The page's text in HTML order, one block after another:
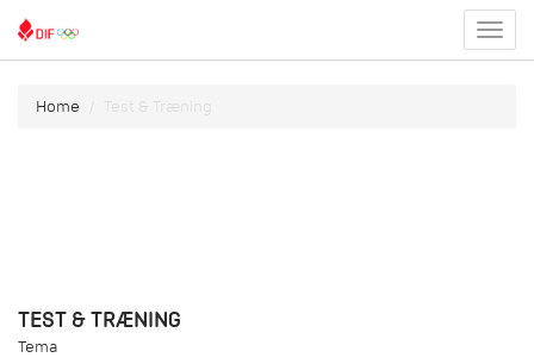
menu
Home Test & Træning
TEST & TRÆNING
Tema